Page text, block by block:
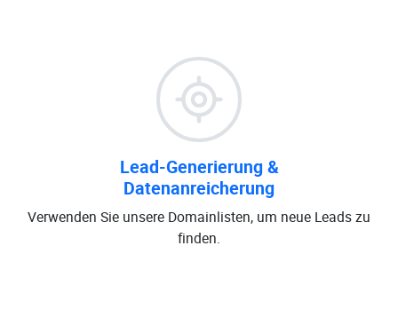
Lead-Generierung &
Datenanreicherung
Verwenden Sie unsere Domainlisten, um neue Leads zu
finden.